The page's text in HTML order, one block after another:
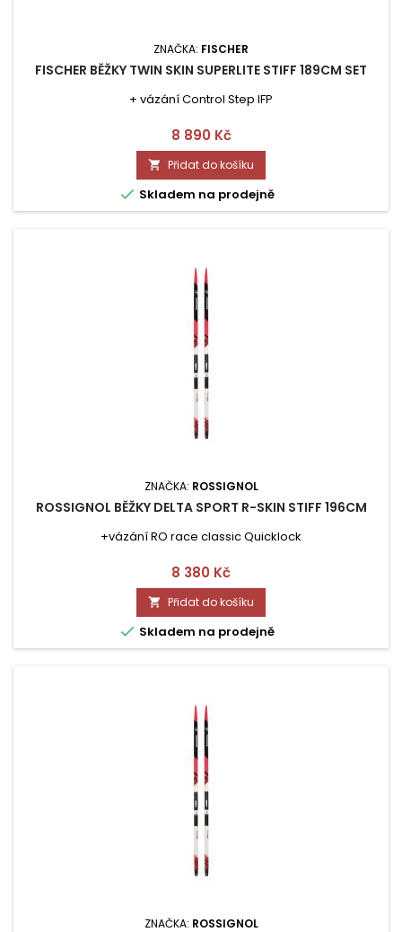
ZNAČKA: FISCHER
FISCHER BĚŽKY TWIN SKIN SUPERLITE STIFF 189CM SET
+ vázání Control Step IFP
Cena
8 890 Kč
 Přidat do košíku
 Skladem na prodejně
ZNAČKA: ROSSIGNOL
ROSSIGNOL BĚŽKY DELTA SPORT R-SKIN STIFF 196CM
+vázání RO race classic Quicklock
Cena
8 380 Kč
 Přidat do košíku
 Skladem na prodejně
ZNAČKA: ROSSIGNOL